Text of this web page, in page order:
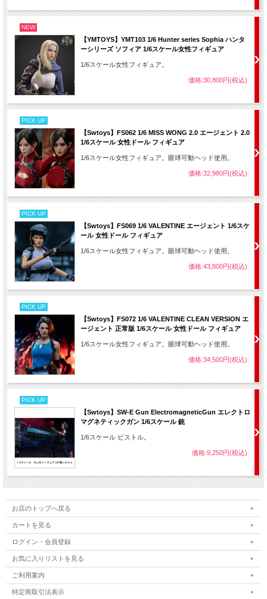
NEW
【YMTOYS】YMT103 1/6 Hunter series Sophia ハンタ
ーシリーズ ソフィア 1/6スケール女性フィギュア
1/6スケール女性フィギュア。
価格:30,800円(税込)
PICK UP
【Swtoys】FS062 1/6 MISS WONG 2.0 エージェント 2.0
1/6スケール 女性ドール フィギュア
1/6スケール女性フィギュア。眼球可動ヘッド使用。
価格:32,980円(税込)
PICK UP
【Swtoys】FS069 1/6 VALENTINE エージェント 1/6スケ
ール 女性ドール フィギュア
1/6スケール女性フィギュア。眼球可動ヘッド使用。
価格:43,800円(税込)
PICK UP
【Swtoys】FS072 1/6 VALENTINE CLEAN VERSION エ
ージェント 正常版 1/6スケール 女性ドール フィギュア
1/6スケール女性フィギュア。眼球可動ヘッド使用。
価格:34,500円(税込)
PICK UP
【Swtoys】SW-E Gun ElectromagneticGun エレクトロ
マグネティックガン 1/6スケール 銃
1/6スケール ピストル。
価格:9,250円(税込)
お店のトップへ戻る
カートを見る
ログイン・会員登録
お気に入りリストを見る
ご利用案内
特定商取引法表示